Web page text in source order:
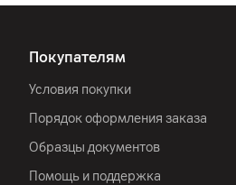
Покупателям
Условия покупки
Порядок оформления заказа
Образцы документов
Помощь и поддержка